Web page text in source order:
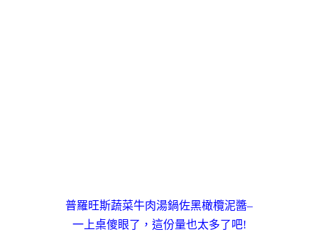
普羅旺斯蔬菜牛肉湯鍋佐黑橄欖泥醬–
一上桌傻眼了，這份量也太多了吧!